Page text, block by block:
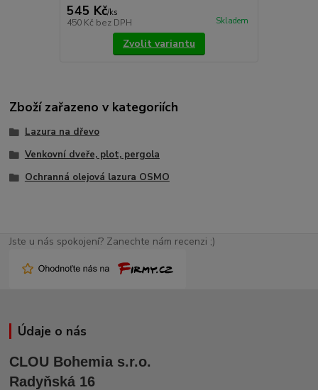
545 Kč/ks
450 Kč bez DPH Skladem
Zvolit variantu
Zboží zařazeno v kategoriích
Lazura na dřevo
Venkovní dveře, plot, pergola
Ochranná olejová lazura OSMO
Jste u nás spokojení? Zanechte nám recenzi ;)
Údaje o nás
CLOU Bohemia s.r.o.
Radyňská 16